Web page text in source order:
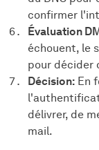
confirmer
Évaluation
échouent, le
pour décider
Décision: En
délivrer, de
mail.